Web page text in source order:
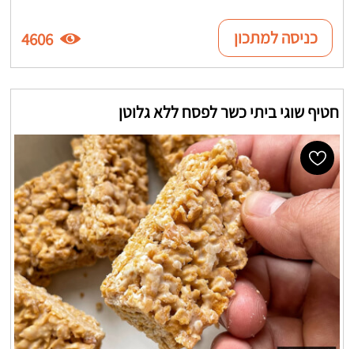
כניסה למתכון 4606
חטיף שוגי ביתי כשר לפסח ללא גלוטן